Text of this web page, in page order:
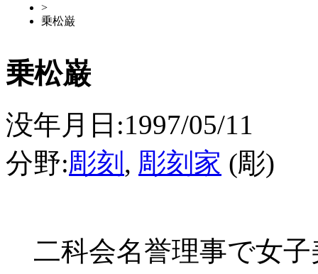
>
乗松巌
乗松巌
没年月日:1997/05/11
分野:彫刻 , 彫刻家 (彫)
二科会名誉理事で女子